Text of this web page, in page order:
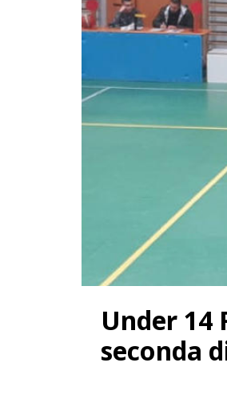
Under 14
seconda